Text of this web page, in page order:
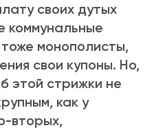
своих дутых
коммунальные
монополисты,
свои купоны. Но,
этой стрижки не
как у
вторых,